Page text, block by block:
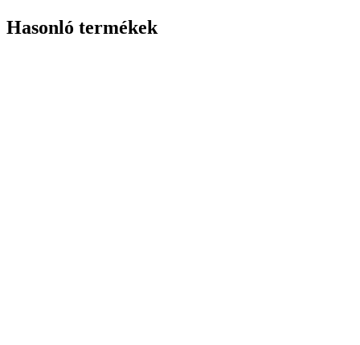
Hasonló termékek